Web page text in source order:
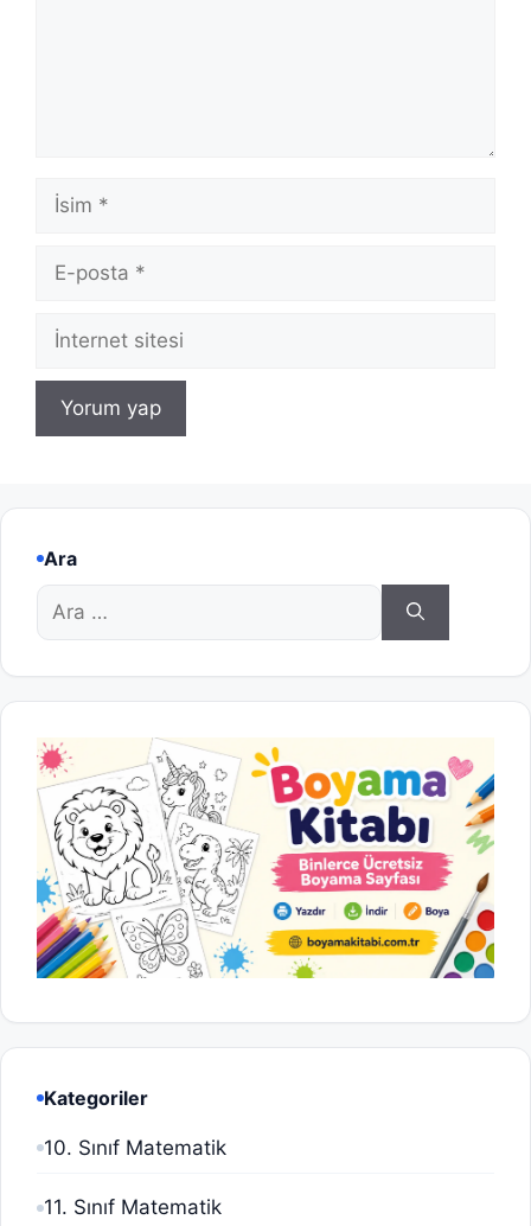
İsim
posta
İnternet
sitesi
Ara
için
ara
Kategoriler
10. Sınıf Matematik
11. Sınıf Matematik